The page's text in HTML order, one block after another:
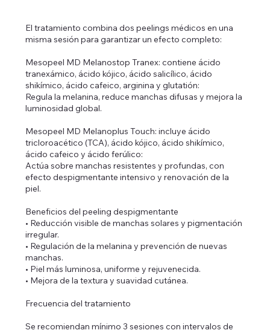
El tratamiento combina dos peelings médicos en una
misma sesión para garantizar un efecto completo:
Mesopeel MD Melanostop Tranex: contiene ácido
tranexámico, ácido kójico, ácido salicílico, ácido
shikímico, ácido cafeico, arginina y glutatión:
Regula la melanina, reduce manchas difusas y mejora la
luminosidad global.
Mesopeel MD Melanoplus Touch: incluye ácido
tricloroacético (TCA), ácido kójico, ácido shikímico,
ácido cafeico y ácido ferúlico:
Actúa sobre manchas resistentes y profundas, con
efecto despigmentante intensivo y renovación de la
piel.
Beneficios del peeling despigmentante
• Reducción visible de manchas solares y pigmentación
irregular.
• Regulación de la melanina y prevención de nuevas
manchas.
• Piel más luminosa, uniforme y rejuvenecida.
• Mejora de la textura y suavidad cutánea.
Frecuencia del tratamiento
Se recomiendan mínimo 3 sesiones con intervalos de